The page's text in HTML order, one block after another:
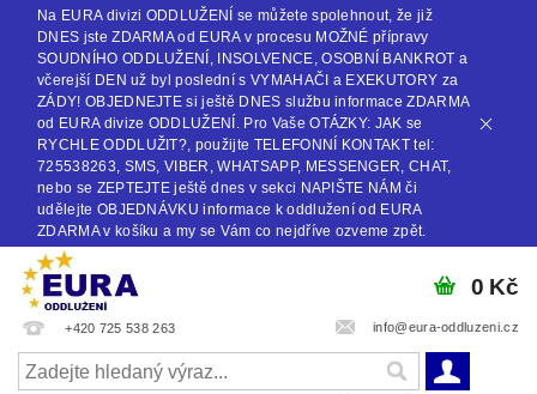
Na EURA divizi ODDLUŽENÍ se můžete spolehnout, že již
DNES jste ZDARMA od EURA v procesu MOŽNÉ přípravy
SOUDNÍHO ODDLUŽENÍ, INSOLVENCE, OSOBNÍ BANKROT a
včerejší DEN už byl poslední s VYMAHAČI a EXEKUTORY za
ZÁDY! OBJEDNEJTE si ještě DNES službu informace ZDARMA
od EURA divize ODDLUŽENÍ. Pro Vaše OTÁZKY: JAK se
RYCHLE ODDLUŽIT?, použijte TELEFONNÍ KONTAKT tel:
725538263, SMS, VIBER, WHATSAPP, MESSENGER, CHAT,
nebo se ZEPTEJTE ještě dnes v sekci NAPIŠTE NÁM či
udělejte OBJEDNÁVKU informace k oddlužení od EURA
ZDARMA v košíku a my se Vám co nejdříve ozveme zpět.
+420 725 538 263 info@eura-oddluzeni.cz
0 Kč